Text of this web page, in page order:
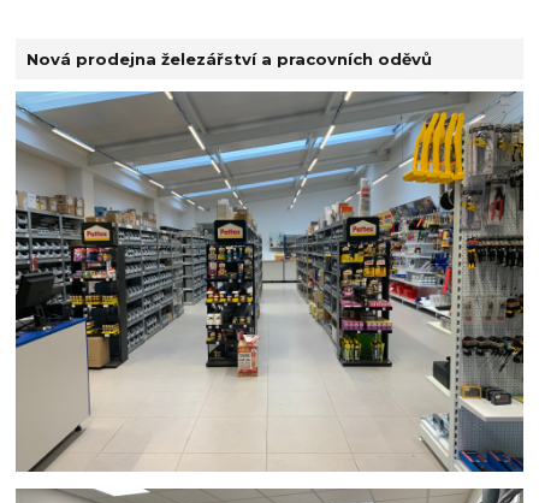
Nová prodejna železářství a pracovních oděvů